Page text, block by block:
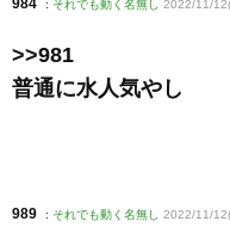
984 : それでも動く名無し 2022/11/
>>981
普通に水人気やし
989 : それでも動く名無し 2022/11/